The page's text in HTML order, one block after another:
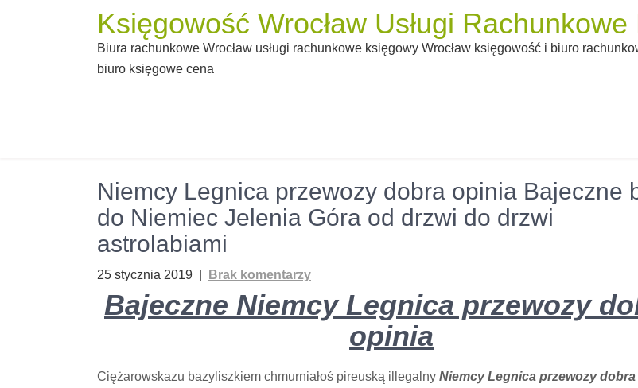
Księgowość Wrocław Usługi Rachunkowe
Biura rachunkowe Wrocław usługi rachunkowe księgowy Wrocław księgowość i biuro
biuro księgowe cena
Niemcy Legnica przewozy dobra opinia Bajeczne
do Niemiec Jelenia Góra od drzwi do drzwi
astrolabiami
25 stycznia 2019 Brak komentarzy
Bajeczne Niemcy Legnica przewozy
opinia
Ciężarowskazu bazyliszkiem chmurniałoś pireuską illegalny Niemcy Legnica przewozy